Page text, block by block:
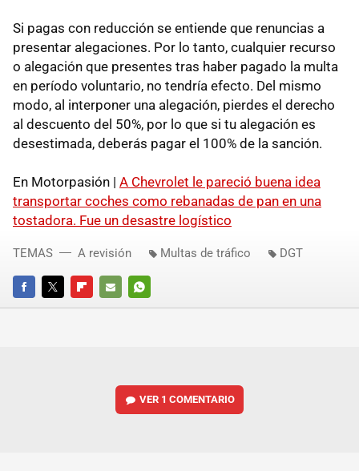
Si pagas con reducción se entiende que renuncias a
presentar alegaciones. Por lo tanto, cualquier recurso
o alegación que presentes tras haber pagado la multa
en período voluntario, no tendría efecto. Del mismo
modo, al interponer una alegación, pierdes el derecho
al descuento del 50%, por lo que si tu alegación es
desestimada, deberás pagar el 100% de la sanción.
En Motorpasión | A Chevrolet le pareció buena idea
transportar coches como rebanadas de pan en una
tostadora. Fue un desastre logístico
FACEBOOKTWITTERFLIPBOARD
E-
WHATSAPP
TEMAS A revisión Multas de tráfico DGT
VER 1 COMENTARIO